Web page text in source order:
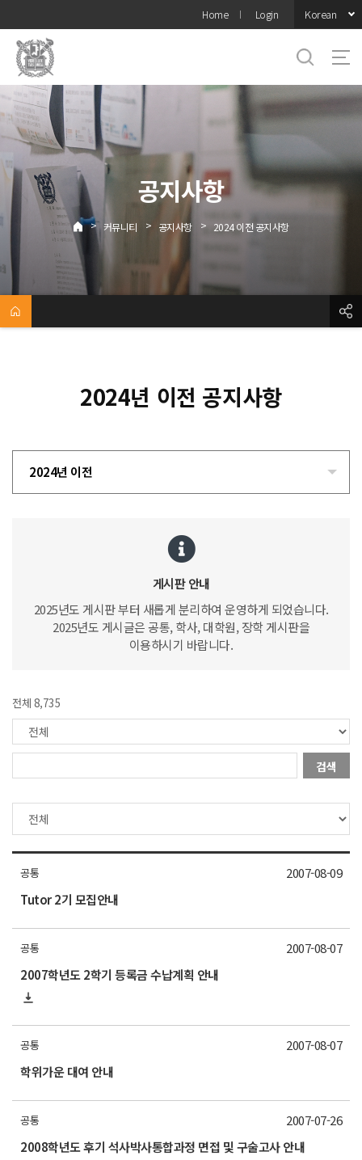
메뉴
Home Login Korean
공지사항
> 커뮤니티 > 공지사항 > 2024 이전 공지사항
2024년 이전 공지사항
2024년 이전
게시판 안내
2025년도 게시판 부터 새롭게 분리하여 운영하게 되었습니다.
2025년도 게시글은 공통, 학사, 대학원, 장학 게시판을
이용하시기 바랍니다.
전체 8,735
검색
공통
Tutor 2기 모집안내
2007-08-09
공통
2007학년도 2학기 등록금 수납계획 안내
2007-08-07
공통
학위가운 대여 안내
2007-08-07
공통
2008학년도 후기 석사박사통합과정 면접 및 구술고사 안내
2007-07-26